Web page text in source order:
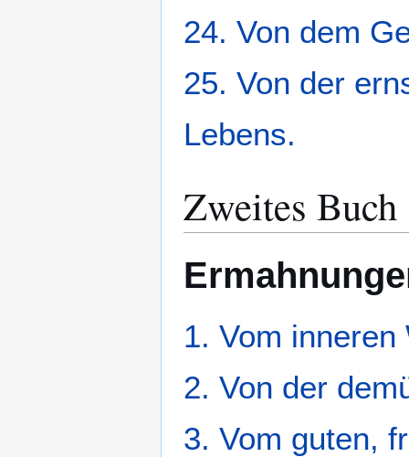
24. Von dem
25. Von der
Lebens.
Zweites Buch
1. Vom inneren
2. Von der
3. Vom guten,